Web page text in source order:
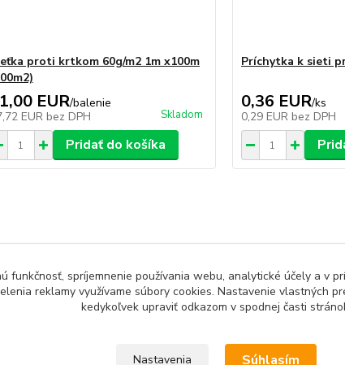
proti krtkom 60g/m2 1m x100m
EUR/balenie
EUR bez DPH Skladom
Pridať do košíka
Príchytka k sieti
0,36 EUR/ks
0,29 EUR bez DPH
SIEŤKY PROTI KRTKOM šírka 1m
funkčnosť, spríjemnenie používania webu, analytické účely a v
reklamy využívame súbory cookies. Nastavenie vlastných
kedykoľvek upraviť odkazom v spodnej časti
Nastavenia Súhlasím